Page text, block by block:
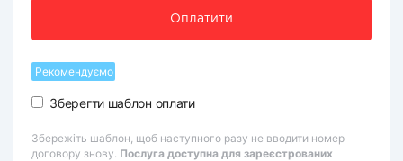
Оплатити
Рекомендуємо
Зберегти шаблон оплати
Збережіть шаблон, щоб наступного разу не вводити номер
договору знову. Послуга доступна для зареєстрованих